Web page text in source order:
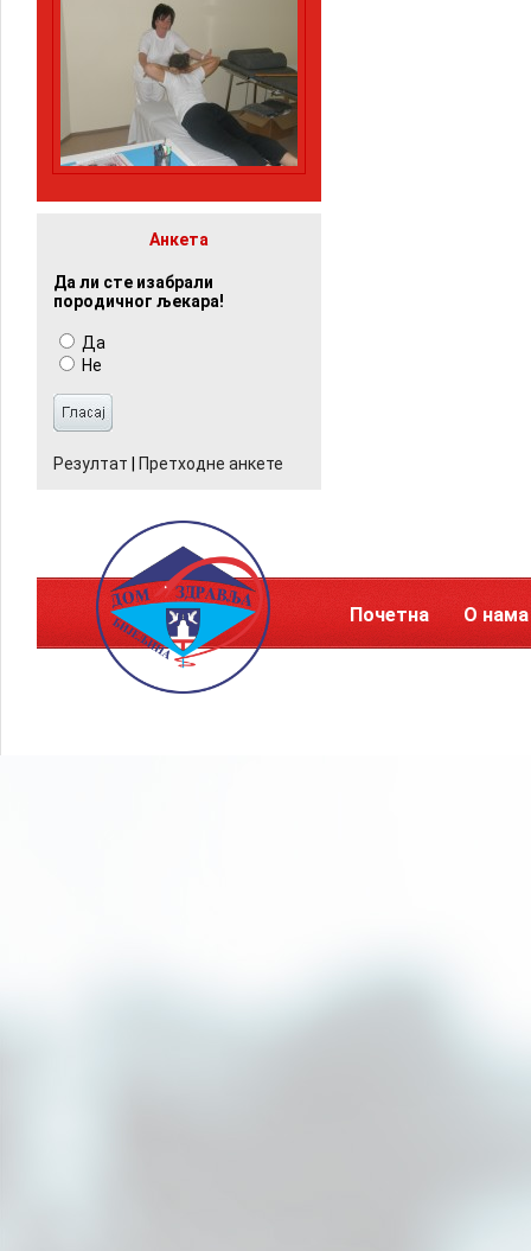
Анкета
Да ли сте изабрали
породичног љекара!
Да
Не
Резултат Претходне анкете
Почетна О нама